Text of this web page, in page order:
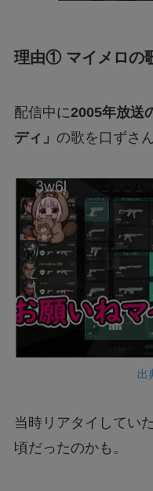
理由① マイメロの
配信中に2005年放送
ディ」 の歌を口ずさ
出
当時リアタイしてい
頃だったのかも。